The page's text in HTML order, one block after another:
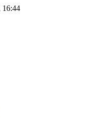
16:44